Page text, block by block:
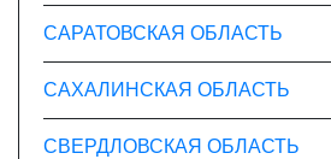
САРАТОВСКАЯ ОБЛАСТЬ
САХАЛИНСКАЯ ОБЛАСТЬ
СВЕРДЛОВСКАЯ ОБЛАСТЬ